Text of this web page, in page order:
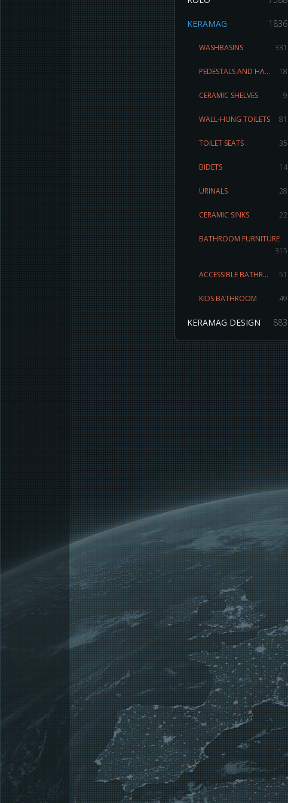
KERAMAG 1836
WASHBASINS 331
PEDESTALS AND HA... 18
CERAMIC SHELVES 9
WALL-HUNG TOILETS 81
TOILET SEATS 35
BIDETS 14
URINALS 28
CERAMIC SINKS 22
BATHROOM FURNITURE
315
ACCESSIBLE BATHR... 51
KIDS BATHROOM 49
KERAMAG DESIGN 883